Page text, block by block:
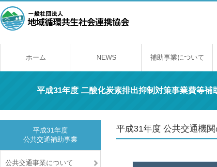
ホーム NEWS 補助事業について
平成31年度 二酸化炭素排出抑制対策事業費等
平成31年度 公共交通機
平成31年度
公共交通補助事業
公共交通事業について